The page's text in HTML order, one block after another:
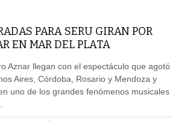
PARA SERU GIRAN POR
EN MAR DEL PLATA
Aznar llegan con el espectáculo que agotó
Aires, Córdoba, Rosario y Mendoza y
uno de los grandes fenómenos musicales